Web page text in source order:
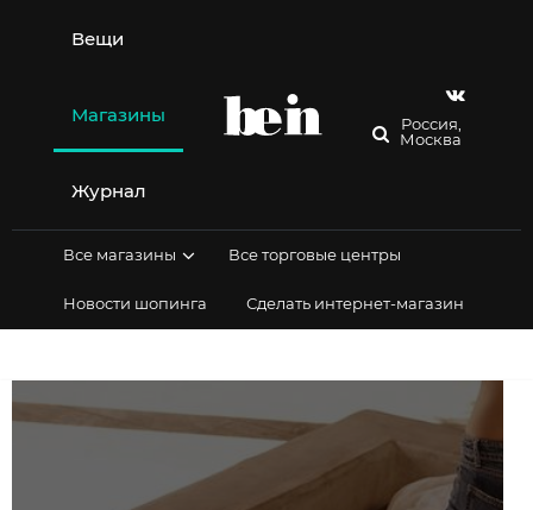
содержимому
Вещи
Магазины
Журнал
Россия,
Москва
Все магазины Все торговые центры
Новости шопинга Сделать интернет-магазин